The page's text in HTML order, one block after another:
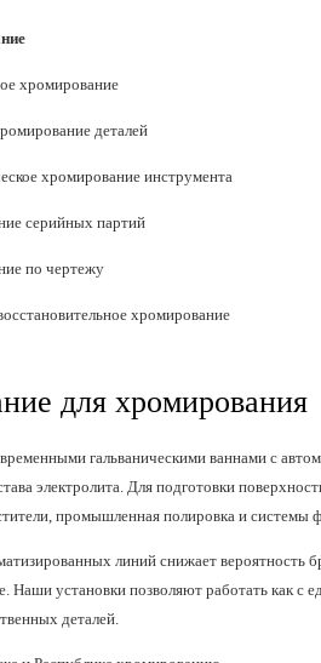
хромирование
деталей
хромирование инструмента
серийных партий
по чертежу
хромирование
для хромирования
гальваническими ваннами с
электролита. Для подготовки
промышленная полировка и системы
линий снижает вероятность
Наши установки позволяют работать как
деталей.